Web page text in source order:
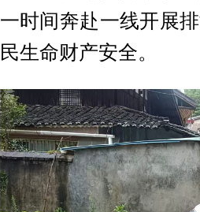
一时间奔赴一线开展
民生命财产安全。